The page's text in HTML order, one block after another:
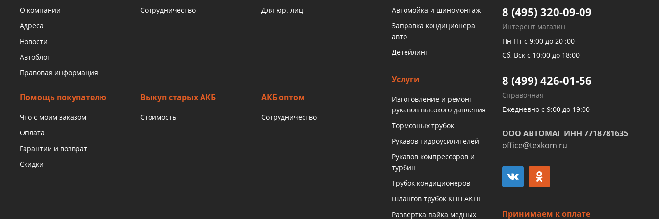
О компании
Адреса
Новости
Автоблог
Правовая информация
Сотрудничество Для юр. лиц
Помощь покупателю
Что с моим заказом
Оплата
Гарантии и возврат
Скидки
Выкуп старых АКБ
Стоимость
АКБ оптом
Сотрудничество
Автомойка и шиномонтаж
Заправка кондиционера
авто
Детейлинг
Услуги
Изготовление и ремонт
рукавов высокого давления
Тормозных трубок
Рукавов гидроусилителей
Рукавов компрессоров и
турбин
Трубок кондиционеров
Шлангов трубок КПП АКПП
Развертка пайка медных
8 (495) 320-09-09
Интерент магазин
Пн-Пт с 9:00 до 20 :00
Сб, Вск с 10:00 до 18:00
8 (499) 426-01-56
Справочная
Ежедневно с 9:00 до 19:00
ООО АВТОМАГ ИНН 7718781635
office@texkom.ru
Принимаем к оплате